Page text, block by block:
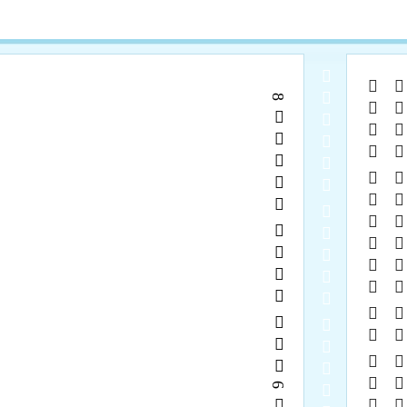
  